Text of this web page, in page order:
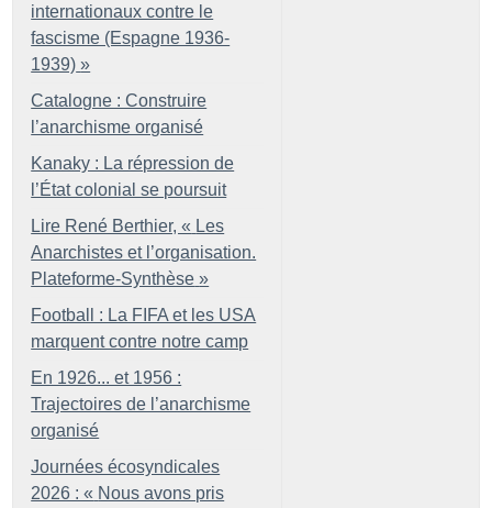
internationaux contre le
fascisme (Espagne 1936-
1939) »
Catalogne : Construire
l’anarchisme organisé
Kanaky : La répression de
l’État colonial se poursuit
Lire René Berthier, « Les
Anarchistes et l’organisation.
Plateforme-Synthèse »
Football : La FIFA et les USA
marquent contre notre camp
En 1926... et 1956 :
Trajectoires de l’anarchisme
organisé
Journées écosyndicales
2026 : « Nous avons pris